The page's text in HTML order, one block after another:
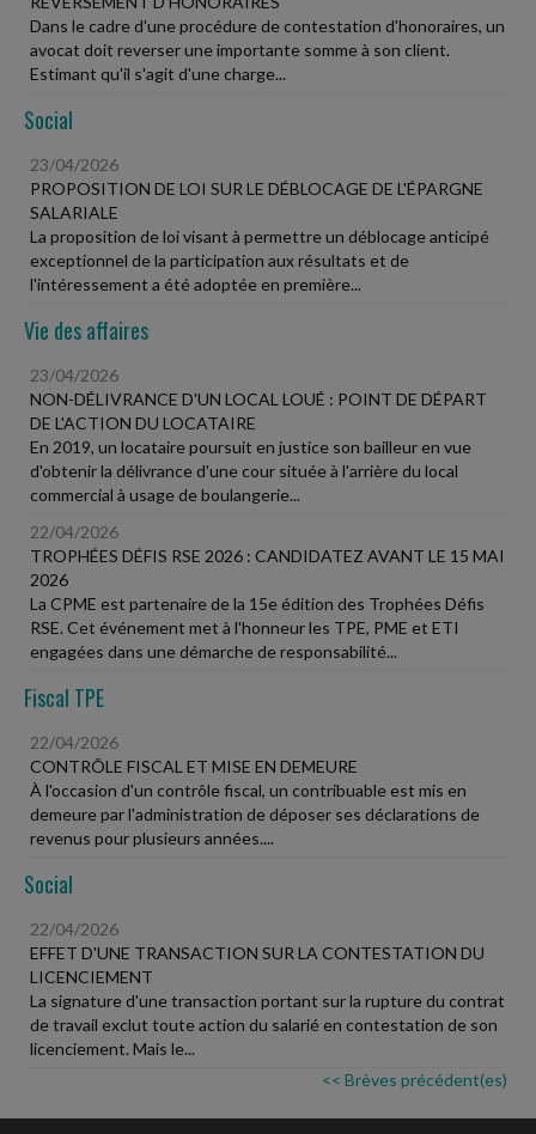
Dans le cadre d'une procédure de contestation d'honoraires, un
avocat doit reverser une importante somme à son client.
Estimant qu'il s'agit d'une charge...
Social
23/04/2026
PROPOSITION DE LOI SUR LE DÉBLOCAGE DE L'ÉPARGNE
SALARIALE
La proposition de loi visant à permettre un déblocage anticipé
exceptionnel de la participation aux résultats et de
l'intéressement a été adoptée en première...
Vie des affaires
23/04/2026
NON-DÉLIVRANCE D'UN LOCAL LOUÉ : POINT DE DÉPART
DE L'ACTION DU LOCATAIRE
En 2019, un locataire poursuit en justice son bailleur en vue
d'obtenir la délivrance d'une cour située à l'arrière du local
commercial à usage de boulangerie...
22/04/2026
TROPHÉES DÉFIS RSE 2026 : CANDIDATEZ AVANT LE 15 MAI
2026
La CPME est partenaire de la 15e édition des Trophées Défis
RSE. Cet événement met à l'honneur les TPE, PME et ETI
engagées dans une démarche de responsabilité...
Fiscal TPE
22/04/2026
CONTRÔLE FISCAL ET MISE EN DEMEURE
À l'occasion d'un contrôle fiscal, un contribuable est mis en
demeure par l'administration de déposer ses déclarations de
revenus pour plusieurs années....
Social
22/04/2026
EFFET D'UNE TRANSACTION SUR LA CONTESTATION DU
LICENCIEMENT
La signature d'une transaction portant sur la rupture du contrat
de travail exclut toute action du salarié en contestation de son
licenciement. Mais le...
<< Brèves précédent(es)